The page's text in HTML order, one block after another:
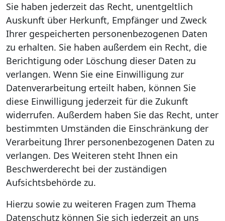
Sie haben jederzeit das Recht, unentgeltlich
Auskunft über Herkunft, Empfänger und Zweck
Ihrer gespeicherten personenbezogenen Daten
zu erhalten. Sie haben außerdem ein Recht, die
Berichtigung oder Löschung dieser Daten zu
verlangen. Wenn Sie eine Einwilligung zur
Datenverarbeitung erteilt haben, können Sie
diese Einwilligung jederzeit für die Zukunft
widerrufen. Außerdem haben Sie das Recht, unter
bestimmten Umständen die Einschränkung der
Verarbeitung Ihrer personenbezogenen Daten zu
verlangen. Des Weiteren steht Ihnen ein
Beschwerderecht bei der zuständigen
Aufsichtsbehörde zu.
Hierzu sowie zu weiteren Fragen zum Thema
Datenschutz können Sie sich jederzeit an uns